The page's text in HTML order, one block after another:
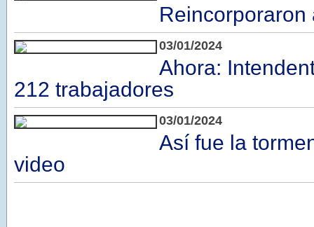
Reincorporaron
03/01/2024
Ahora:
212 trabajadores
03/01/2024
Así fue la
video